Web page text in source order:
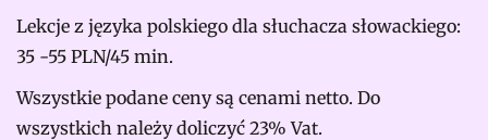
Lekcje z języka polskiego dla słuchacza słowackiego:
35 -55 PLN/45 min.
Wszystkie podane ceny są cenami netto. Do
wszystkich należy doliczyć 23% Vat.